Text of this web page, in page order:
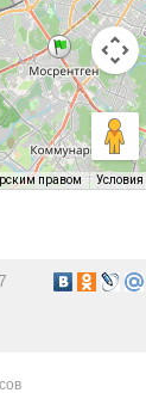
правом Условия